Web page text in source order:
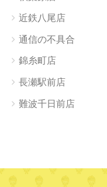
近鉄八尾店
通信の不具合
錦糸町店
長瀬駅前店
難波千日前店